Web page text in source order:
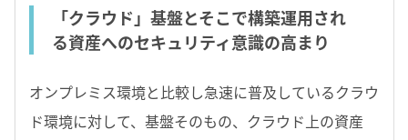
「クラウド」基盤とそこで構築運用され
る資産へのセキュリティ意識の高まり
オンプレミス環境と比較し急速に普及しているクラウ
ド環境に対して、基盤そのもの、クラウド上の資産